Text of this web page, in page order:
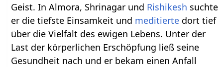
Geist. In Almora, Shrinagar und Rishikesh suchte
er die tiefste Einsamkeit und meditierte dort tief
über die Vielfalt des ewigen Lebens. Unter der
Last der körperlichen Erschöpfung ließ seine
Gesundheit nach und er bekam einen Anfall